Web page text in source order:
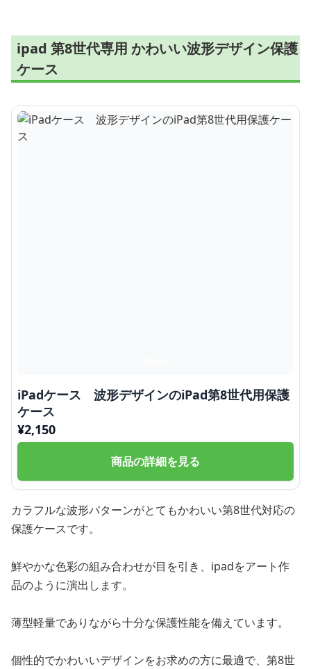
ipad 第8世代専用 かわいい波形デザイン保護
ケース
iPadケース 波形デザインのiPad第8世代用保護
ケース
¥2,150
商品の詳細を見る
カラフルな波形パターンがとてもかわいい第8世代対応の
保護ケースです。
鮮やかな色彩の組み合わせが目を引き、ipadをアート作
品のように演出します。
薄型軽量でありながら十分な保護性能を備えています。
個性的でかわいいデザインをお求めの方に最適で、第8世